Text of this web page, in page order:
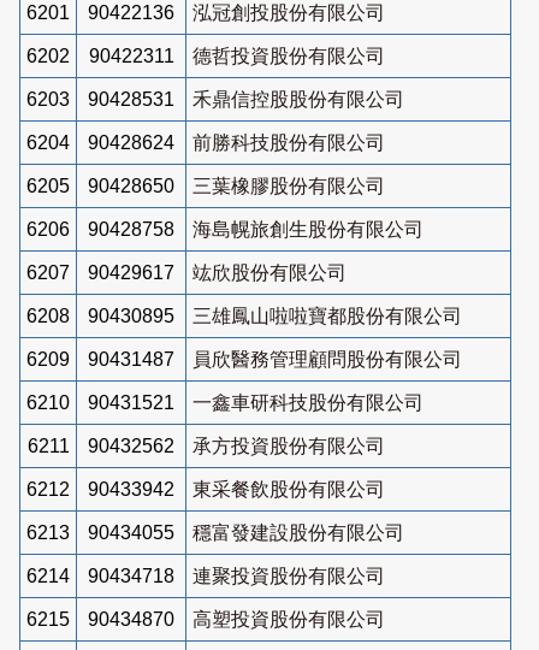
6201 90422136 泓冠創投股份有限公司
6202 90422311 德哲投資股份有限公司
6203 90428531 禾鼎信控股股份有限公司
6204 90428624 前勝科技股份有限公司
6205 90428650 三葉橡膠股份有限公司
6206 90428758 海島幌旅創生股份有限公司
6207 90429617 竑欣股份有限公司
6208 90430895 三雄鳳山啦啦寶都股份有限公司
6209 90431487 員欣醫務管理顧問股份有限公司
6210 90431521 一鑫車研科技股份有限公司
6211 90432562 承方投資股份有限公司
6212 90433942 東采餐飲股份有限公司
6213 90434055 穩富發建設股份有限公司
6214 90434718 連聚投資股份有限公司
6215 90434870 高塑投資股份有限公司